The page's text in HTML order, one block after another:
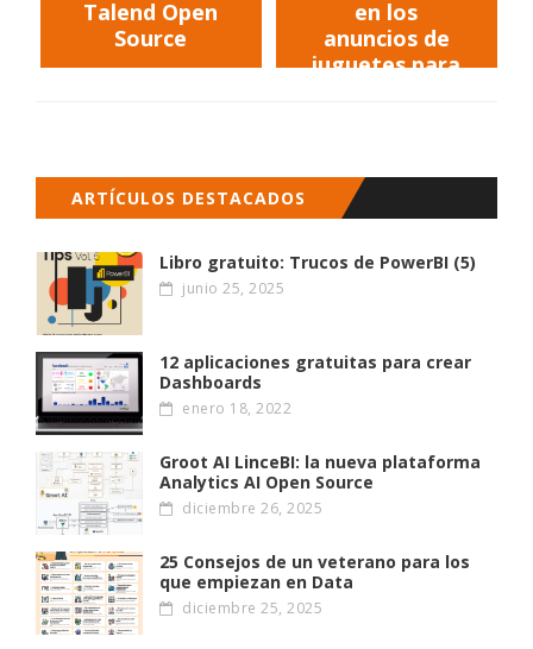
Talend Open
Source
en los
anuncios de
juguetes para
ARTÍCULOS DESTACADOS
Libro gratuito: Trucos de PowerBI (5)
junio 25, 2025
12 aplicaciones gratuitas para crear
Dashboards
enero 18, 2022
Groot AI LinceBI: la nueva plataforma
Analytics AI Open Source
diciembre 26, 2025
25 Consejos de un veterano para los
que empiezan en Data
diciembre 25, 2025